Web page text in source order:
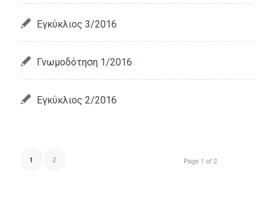
Εγκύκλιος 3/2016
Γνωμοδότηση 1/2016
Εγκύκλιος 2/2016
Page 1 of 2
1 2